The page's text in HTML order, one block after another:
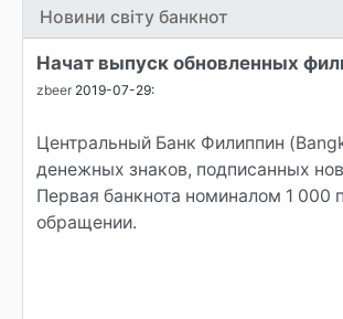
Новини світу банкнот
Начат выпуск обновленных
zbeer 2019-07-29:
Центральный Банк Филиппин
денежных знаков, подписанных
Первая банкнота номиналом 1
обращении.